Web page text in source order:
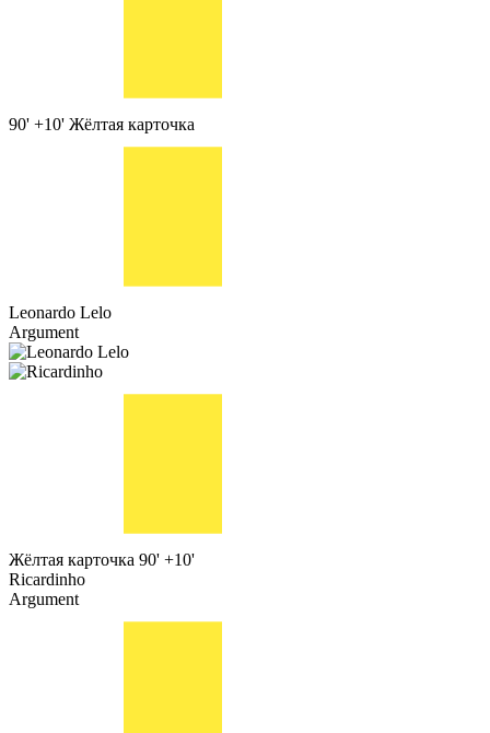
90' +10' Жёлтая карточка
Leonardo Lelo
Argument
Жёлтая карточка 90' +10'
Ricardinho
Argument